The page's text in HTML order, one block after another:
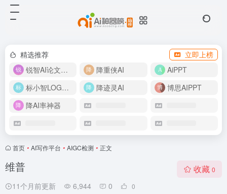
精选推荐
立即上榜
锐智AI论文生成
降重侠AI
AiPPT
标小智LOGO设计
降迹灵AI
博思AIPPT
降AI率神器
首页 • AI写作平台 • AIGC检测 • 正文
维普
11个月前更新 6,944 0 0
收藏 0